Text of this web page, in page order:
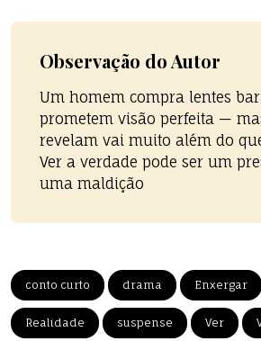
Observação do Autor
Um homem compra lentes
prometem visão perfeita —
revelam vai muito além do
Ver a verdade pode ser um
uma maldição
conto curto drama Enxergar
Realidade suspense Ver